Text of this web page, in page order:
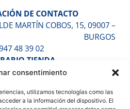
consentimiento
utilizamos tecnologías como las
a la información del dispositivo. El
DE CONTACTO
MARTÍN COBOS, 15, 09007 –
BURGOS
48 39 02
TIENDA
9:30H A 13:30H Y DE 16:30H A
A 14:00H (CITA PREVIA)
ALMACÉN